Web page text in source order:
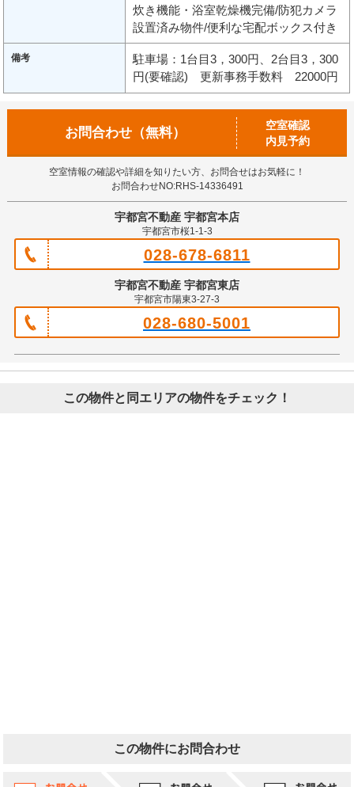
炊き機能・浴室乾燥機完備/防犯カメラ
設置済み物件/便利な宅配ボックス付き
備考
駐車場：1台目3，300円、2台目3，300
円(要確認) 更新事務手数料 22000円
お問合わせ（無料）
空室確認
内見予約
空室情報の確認や詳細を知りたい方、お問合せはお気軽に！
お問合わせNO:RHS-14336491
宇都宮不動産 宇都宮本店
宇都宮市桜1-1-3
028-678-6811
宇都宮不動産 宇都宮東店
宇都宮市陽東3-27-3
028-680-5001
この物件と同エリアの物件をチェック！
この物件にお問合わせ